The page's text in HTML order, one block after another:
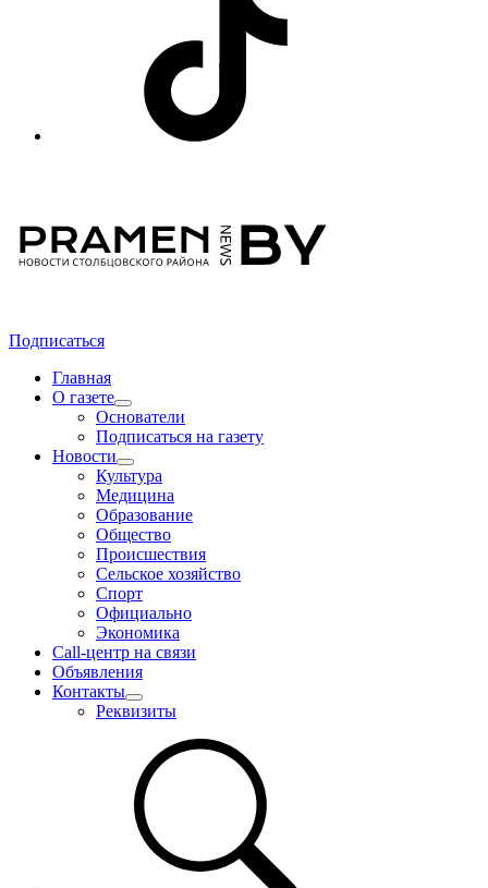
Подписаться
Главная
О газете
Основатели
Подписаться на газету
Новости
Культура
Медицина
Образование
Общество
Происшествия
Сельское хозяйство
Спорт
Официально
Экономика
Call-центр на связи
Объявления
Контакты
Реквизиты